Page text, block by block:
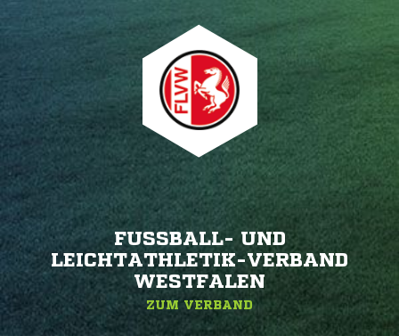
FUSSBALL- UND L
EICHTATHLETIK-VERBAND W
ESTFALEN
ZUM VERBAND